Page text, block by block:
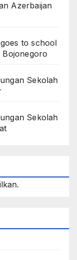
Azerbaijan
to school
Bojonegoro
Sekolah
Sekolah